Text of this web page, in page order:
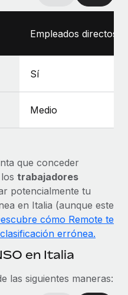
Empleados directos
Sí
Medio
que conceder
trabajadores
potencialmente tu
en Italia (aunque este
cómo Remote te
errónea.
en Italia
las siguientes maneras: